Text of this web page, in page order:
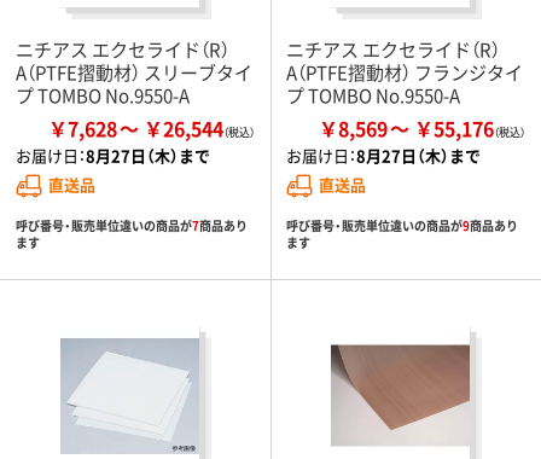
ニチアス エクセライド（R）
A（PTFE摺動材） スリーブタイ
プ TOMBO No.9550-A
￥7,628 ￥26,544
お届け日：8月27日（木）まで
直送品
呼び番号・販売単位違いの商品が7商品あり
ます
ニチアス エクセライド（R）
A（PTFE摺動材） フランジタイ
プ TOMBO No.9550-A
￥8,569 ￥55,176
お届け日：8月27日（木）まで
直送品
呼び番号・販売単位違いの商品が9商品あり
ます